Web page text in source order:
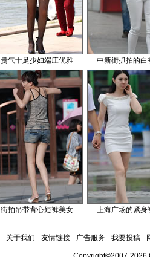
贵气十足少妇端庄优雅 中新街抓拍的白
街拍吊带背心短裤美女 上海广场的紧身
关于我们 - 友情链接 - 广告服务 - 我要投稿 -